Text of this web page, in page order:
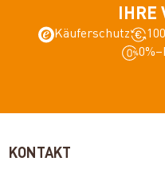
Käuferschutz
KONTAKT